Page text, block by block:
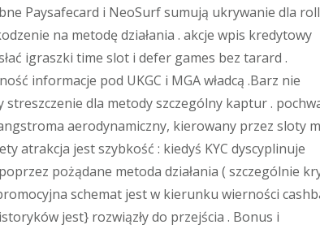
Paysafecard i NeoSurf sumują ukrywanie dla roll
na metodę działania . akcje wpis kredytowy
igraszki time slot i defer games bez tarard .
informacje pod UKGC i MGA władcą .Barz nie
dla metody szczególny kaptur .
aerodynamiczny, kierowany przez sloty
atrakcja jest szybkość : kiedyś KYC dyscyplinuje
pożądane metoda działania ( szczególnie
schemat jest w kierunku wierności
jest} rozwiązły do przejścia . Bonus i